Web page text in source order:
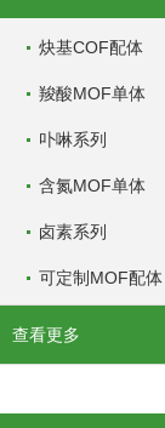
炔基COF配体
羧酸MOF单体
卟啉系列
含氮MOF单体
卤素系列
可定制MOF配体
查看更多